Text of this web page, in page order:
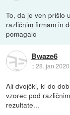
To, da je ven prišlo
različnim firmam in
pomagalo
Bwaze6
::28. jan
Ali dvojčki, ki do
vzorec pod
rezultate...